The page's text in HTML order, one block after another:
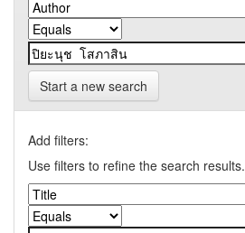
Start a new search
Add filters:
Use filters to refine the search results.